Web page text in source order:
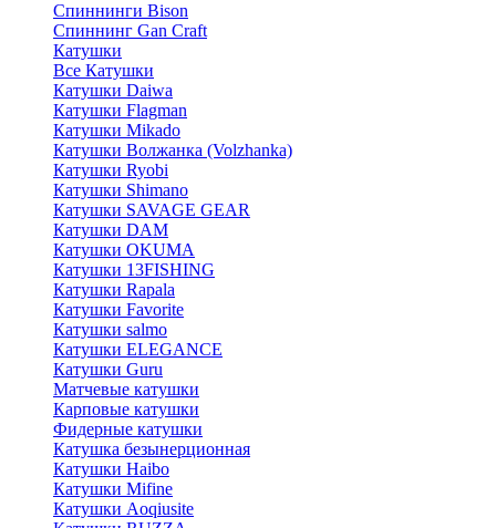
Спиннинги Bison
Спиннинг Gan Craft
Катушки
Все Катушки
Катушки Daiwa
Катушки Flagman
Катушки Mikado
Катушки Волжанка (Volzhanka)
Катушки Ryobi
Катушки Shimano
Катушки SAVAGE GEAR
Катушки DAM
Катушки OKUMA
Катушки 13FISHING
Катушки Rapala
Катушки Favorite
Катушки salmo
Катушки ELEGANCE
Катушки Guru
Матчевые катушки
Карповые катушки
Фидерные катушки
Катушка безынерционная
Катушки Haibo
Катушки Mifine
Катушки Aoqiusite